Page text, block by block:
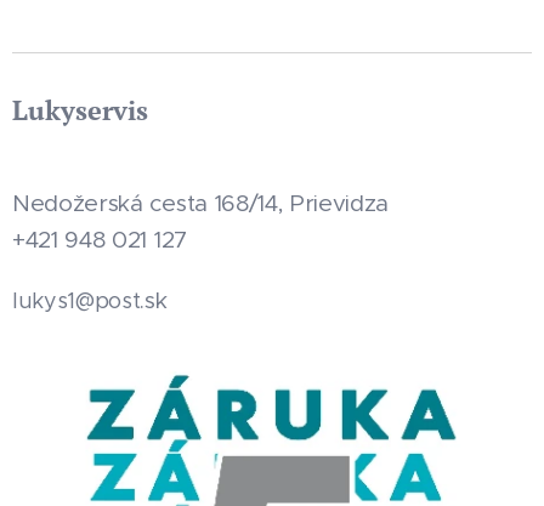
Lukyservis
Nedožerská cesta 168/14, Prievidza
+421 948 021 127
lukys1@post.sk